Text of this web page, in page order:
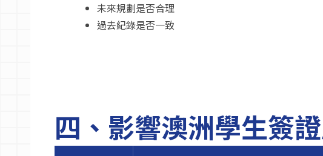
未來規劃是否合理
過去紀錄是否一致
四、影響澳洲學生簽